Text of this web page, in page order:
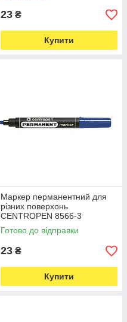
23 ₴
Купити
Маркер перманентний для
різних поверхонь
CENTROPEN 8566-3
товщина 2,5 мм синій (595)
Готово до відправки
23 ₴
Купити